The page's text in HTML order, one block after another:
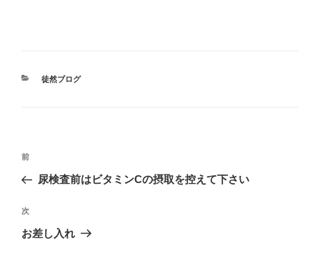
カ
徒然ブログ
投
ナ
ビ
ゲ
前
の
稿
前
尿検査前はビタミンCの摂取を控えて下さい
次
の
次
お差し入れ